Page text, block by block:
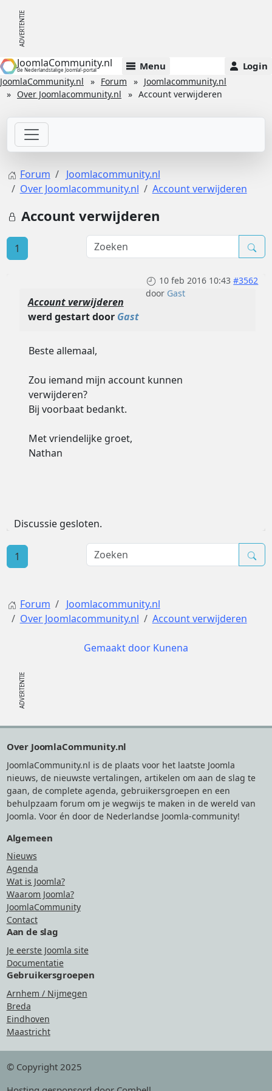
JoomlaCommunity.nl
de Nederlandstalige Joomla!-portal Menu Login
JoomlaCommunity.nl Forum
Joomlacommunity.nl
Over Joomlacommunity.nl
Account verwijderen
Forum
Joomlacommunity.nl
Over Joomlacommunity.nl
Account verwijderen
Account verwijderen
1
10 feb 2016 10:43 #3562
door Gast
Account verwijderen
werd gestart door Gast
Beste allemaal,
Zou iemand mijn account kunnen
verwijderen?
Bij voorbaat bedankt.
Met vriendelijke groet,
Nathan
Discussie gesloten.
1
Forum
Joomlacommunity.nl
Over Joomlacommunity.nl
Account verwijderen
Gemaakt door Kunena
Over JoomlaCommunity.nl
JoomlaCommunity.nl is de plaats voor het laatste Joomla
nieuws, de nieuwste vertalingen, artikelen om aan de slag te
gaan, de complete agenda, gebruikersgroepen en een
behulpzaam forum om je wegwijs te maken in de wereld van
Joomla. Voor én door de Nederlandse Joomla-community!
Algemeen
Nieuws
Agenda
Wat is Joomla?
Waarom Joomla?
JoomlaCommunity
Contact
Aan de slag
Je eerste Joomla site
Documentatie
Gebruikersgroepen
Arnhem / Nijmegen
Breda
Eindhoven
Maastricht
© Copyright 2025